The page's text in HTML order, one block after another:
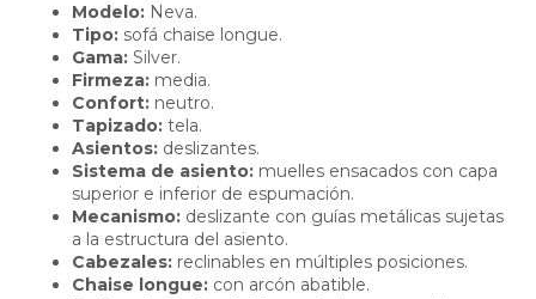
Modelo: Neva.
Tipo: sofá chaise longue.
Gama: Silver.
Firmeza: media.
Confort: neutro.
Tapizado: tela.
Asientos: deslizantes.
Sistema de asiento: muelles ensacados con capa
superior e inferior de espumación.
Mecanismo: deslizante con guías metálicas sujetas
a la estructura del asiento.
Cabezales: reclinables en múltiples posiciones.
Chaise longue: con arcón abatible.